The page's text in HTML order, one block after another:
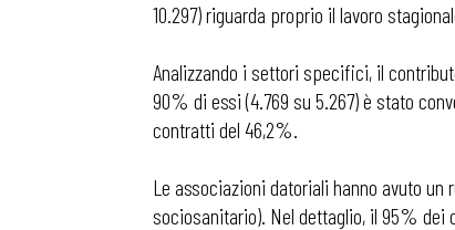
10.297) riguarda proprio il lavoro
Analizzando i settori specifici, il
90% di essi (4.769 su 5.267) è stato
contratti del 46,2%.
Le associazioni datoriali hanno avuto un
sociosanitario). Nel dettaglio, il 95% dei